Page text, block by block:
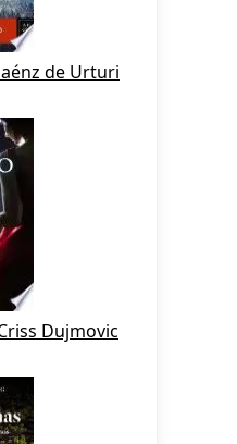
de Urturi
Dujmovic